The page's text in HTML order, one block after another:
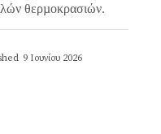
θερµοκρασιών.
9 Ιουνίου 2026